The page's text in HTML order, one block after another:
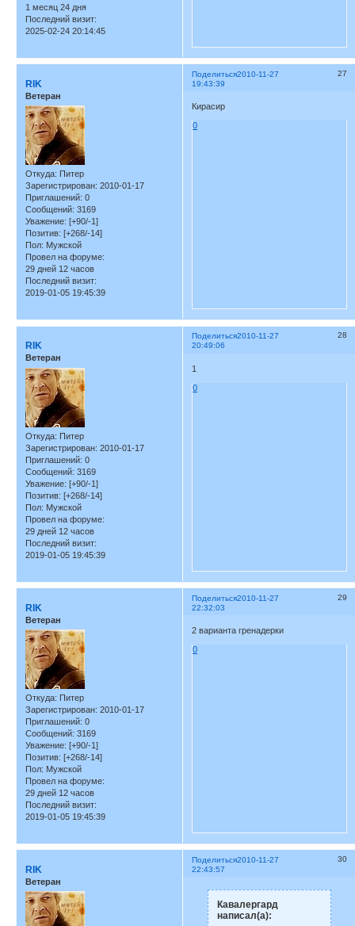
1 месяц 24 дня
Последний визит:
2025-02-24 20:14:45
Поделиться 27
2010-11-27
19:43:39
RIK
Ветеран
Откуда: Питер
Зарегистрирован: 2010-01-17
Приглашений: 0
Сообщений: 3169
Уважение: [+90/-1]
Позитив: [+268/-14]
Пол: Мужской
Провел на форуме:
29 дней 12 часов
Последний визит:
2019-01-05 19:45:39
Кирасир
0
Поделиться 28
2010-11-27
20:49:06
RIK
Ветеран
Откуда: Питер
Зарегистрирован: 2010-01-17
Приглашений: 0
Сообщений: 3169
Уважение: [+90/-1]
Позитив: [+268/-14]
Пол: Мужской
Провел на форуме:
29 дней 12 часов
Последний визит:
2019-01-05 19:45:39
1
0
Поделиться 29
2010-11-27
22:32:03
RIK
Ветеран
Откуда: Питер
Зарегистрирован: 2010-01-17
Приглашений: 0
Сообщений: 3169
Уважение: [+90/-1]
Позитив: [+268/-14]
Пол: Мужской
Провел на форуме:
29 дней 12 часов
Последний визит:
2019-01-05 19:45:39
2 варианта гренадерки
0
Поделиться 30
2010-11-27
22:43:57
RIK
Ветеран
Кавалергард
написал(а):